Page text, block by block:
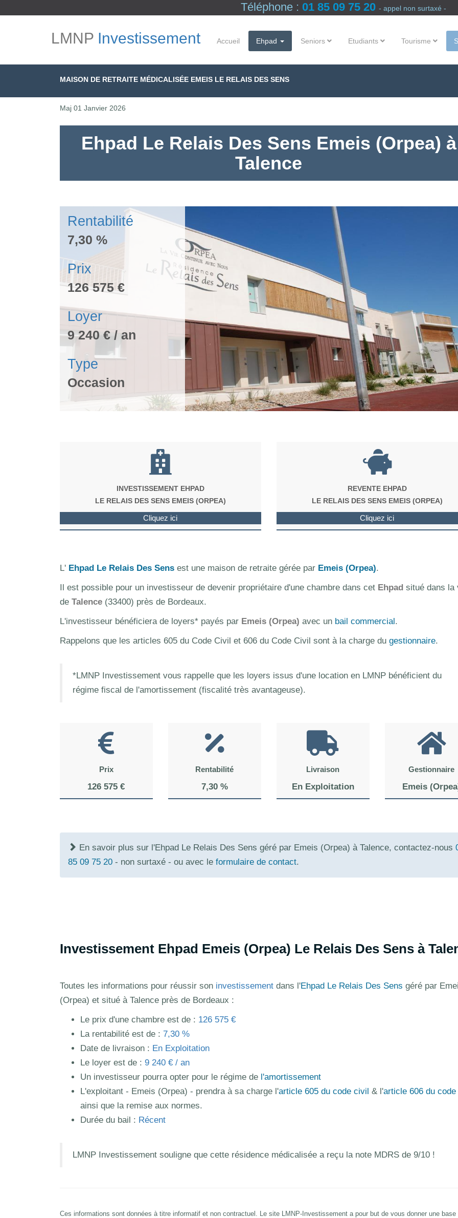
Téléphone : 01 85 09 75 20 - appel non surtaxé -
LMNPInvestissement Accueil Ehpad Seniors Etudiants Tourisme
MAISON DE RETRAITE MÉDICALISÉE EMEIS LE RELAIS DES SENS
Maj 01 Janvier 2026
Ehpad Le Relais Des Sens Emeis (Orpea) à
Talence
Rentabilité
7,30 %
Prix
126 575 €
Loyer
9 240 € / an
Type
Occasion
INVESTISSEMENT EHPAD
LE RELAIS DES SENS EMEIS (ORPEA)
Cliquez ici
REVENTE EHPAD
LE RELAIS DES SENS EMEIS (ORPEA)
Cliquez ici
L' Ehpad Le Relais Des Sens est une maison de retraite gérée par Emeis (Orpea).
Il est possible pour un investisseur de devenir propriétaire d'une chambre dans cet Ehpad situé dans la
de Talence (33400) près de Bordeaux.
L'investisseur bénéficiera de loyers* payés par Emeis (Orpea) avec un bail commercial.
Rappelons que les articles 605 du Code Civil et 606 du Code Civil sont à la charge du gestionnaire.
*LMNP Investissement vous rappelle que les loyers issus d'une location en LMNP bénéficient du
régime fiscal de l'amortissement (fiscalité très avantageuse).
Prix
126 575 €
Rentabilité
7,30 %
Livraison
En Exploitation
Gestionnaire
Emeis
En savoir plus sur l'Ehpad Le Relais Des Sens géré par Emeis (Orpea) à Talence, contactez-nous
85 09 75 20 - non surtaxé - ou avec le formulaire de contact.
Investissement Ehpad Emeis (Orpea) Le Relais Des Sens à
Toutes les informations pour réussir son investissement dans l'Ehpad Le Relais Des Sens géré par
(Orpea) et situé à Talence près de Bordeaux :
Le prix d'une chambre est de : 126 575 €
La rentabilité est de : 7,30 %
Date de livraison : En Exploitation
Le loyer est de : 9 240 € / an
Un investisseur pourra opter pour le régime de l'amortissement
L'exploitant - Emeis (Orpea) - prendra à sa charge l'article 605 du code civil & l'article 606 du
ainsi que la remise aux normes.
Durée du bail : Récent
LMNP Investissement souligne que cette résidence médicalisée a reçu la note MDRS de 9/10 !
Ces informations sont données à titre informatif et non contractuel. Le site LMNP-Investissement a pour but de vous donner une base